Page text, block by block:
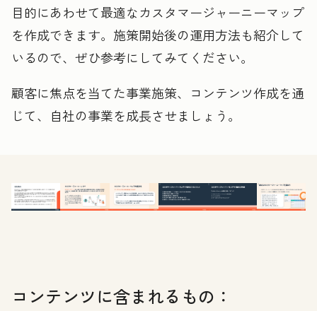
目的にあわせて最適なカスタマージャーニーマップ
を作成できます。施策開始後の運用方法も紹介して
いるので、ぜひ参考にしてみてください。
顧客に焦点を当てた事業施策、コンテンツ作成を通
じて、自社の事業を成長させましょう。
コンテンツに含まれるもの：